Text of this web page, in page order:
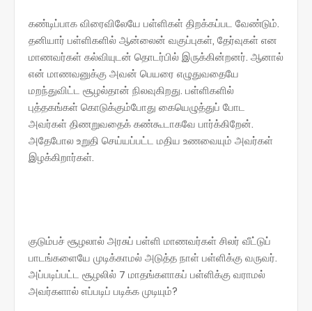
கண்டிப்பாக விரைவிலேயே பள்ளிகள் திறக்கப்பட வேண்டும்.
தனியார் பள்ளிகளில் ஆன்லைன் வகுப்புகள், தேர்வுகள் என
மாணவர்கள் கல்வியுடன் தொடர்பில் இருக்கின்றனர். ஆனால்
என் மாணவனுக்கு அவன் பெயரை எழுதுவதையே
மறந்துவிட்ட சூழல்தான் நிலவுகிறது. பள்ளிகளில்
புத்தகங்கள் கொடுக்கும்போது கையெழுத்துப் போட
அவர்கள் திணறுவதைக் கண்கூடாகவே பார்க்கிறேன்.
அதேபோல உறுதி செய்யப்பட்ட மதிய உணவையும் அவர்கள்
இழக்கிறார்கள்.
குடும்பச் சூழலால் அரசுப் பள்ளி மாணவர்கள் சிலர் வீட்டுப்
பாடங்களையே முடிக்காமல் அடுத்த நாள் பள்ளிக்கு வருவர்.
அப்படிப்பட்ட சூழலில் 7 மாதங்களாகப் பள்ளிக்கு வராமல்
அவர்களால் எப்படிப் படிக்க முடியும்?